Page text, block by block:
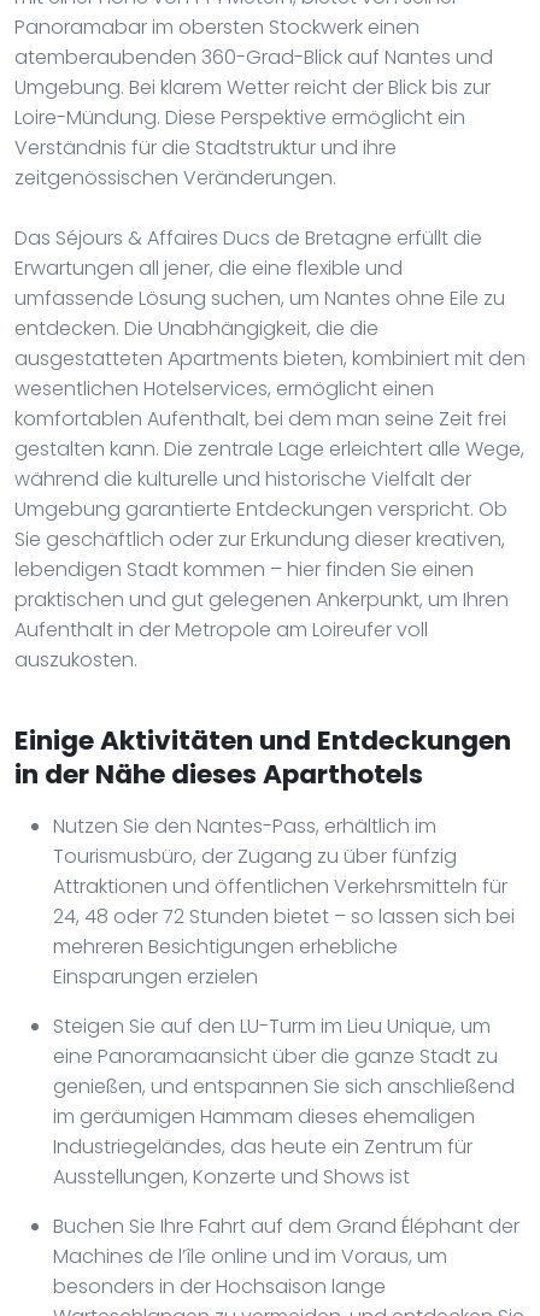
Panoramabar im obersten Stockwerk einen
atemberaubenden 360-Grad-Blick auf Nantes und
Umgebung. Bei klarem Wetter reicht der Blick bis zur
Loire-Mündung. Diese Perspektive ermöglicht ein
Verständnis für die Stadtstruktur und ihre
zeitgenössischen Veränderungen.
Das Séjours & Affaires Ducs de Bretagne erfüllt die
Erwartungen all jener, die eine flexible und
umfassende Lösung suchen, um Nantes ohne Eile zu
entdecken. Die Unabhängigkeit, die die
ausgestatteten Apartments bieten, kombiniert mit den
wesentlichen Hotelservices, ermöglicht einen
komfortablen Aufenthalt, bei dem man seine Zeit frei
gestalten kann. Die zentrale Lage erleichtert alle Wege,
während die kulturelle und historische Vielfalt der
Umgebung garantierte Entdeckungen verspricht. Ob
Sie geschäftlich oder zur Erkundung dieser kreativen,
lebendigen Stadt kommen – hier finden Sie einen
praktischen und gut gelegenen Ankerpunkt, um Ihren
Aufenthalt in der Metropole am Loireufer voll
auszukosten.
Einige Aktivitäten und Entdeckungen
in der Nähe dieses Aparthotels
Nutzen Sie den Nantes-Pass, erhältlich im
Tourismusbüro, der Zugang zu über fünfzig
Attraktionen und öffentlichen Verkehrsmitteln für
24, 48 oder 72 Stunden bietet – so lassen sich bei
mehreren Besichtigungen erhebliche
Einsparungen erzielen
Steigen Sie auf den LU-Turm im Lieu Unique, um
eine Panoramaansicht über die ganze Stadt zu
genießen, und entspannen Sie sich anschließend
im geräumigen Hammam dieses ehemaligen
Industriegeländes, das heute ein Zentrum für
Ausstellungen, Konzerte und Shows ist
Buchen Sie Ihre Fahrt auf dem Grand Éléphant der
Machines de l’île online und im Voraus, um
besonders in der Hochsaison lange